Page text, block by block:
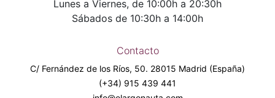
Lunes a Viernes, de 10:00h a 20:30h
Sábados de 10:30h a 14:00h
Contacto
C/ Fernández de los Ríos, 50. 28015 Madrid (España)
(+34) 915 439 441